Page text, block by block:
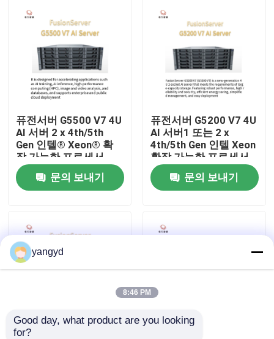
제품
우리 에 관한 것
공장 견학
품질 관리
저희와 연락
사건
랙 스토리지 서버
퓨전서버 G5500 V7 4U
AI 서버 2 x 4th/5th
Gen 인텔® Xeon® 확
장 가능한 프로세서
문의 보내기
퓨전서버 G5200 V7 4U
AI 서버1 또는 2 x
4th/5th Gen 인텔 Xeon
확장 가능한 프로세서
문의 보내기
FusionServer G8600
yangyd
8:46 PM
Good day, what product are you looking
for?